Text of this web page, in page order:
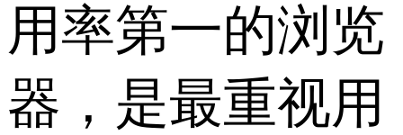
用率第一的浏览
器，是最重视用